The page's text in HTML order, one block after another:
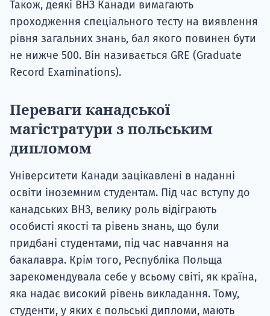
Також, деякі ВНЗ Канади вимагають
проходження спеціального тесту на виявлення
рівня загальних знань, бал якого повинен бути
не нижче 500. Він називається GRE (Graduate
Record Examinations).
Переваги канадської
магістратури з польським
дипломом
Університети Канади зацікавлені в наданні
освіти іноземним студентам. Під час вступу до
канадських ВНЗ, велику роль відіграють
особисті якості та рівень знань, що були
придбані студентами, під час навчання на
бакалавра. Крім того, Республіка Польща
зарекомендувала себе у всьому світі, як країна,
яка надає високий рівень викладання. Тому,
студенти, у яких є польські дипломи, мають